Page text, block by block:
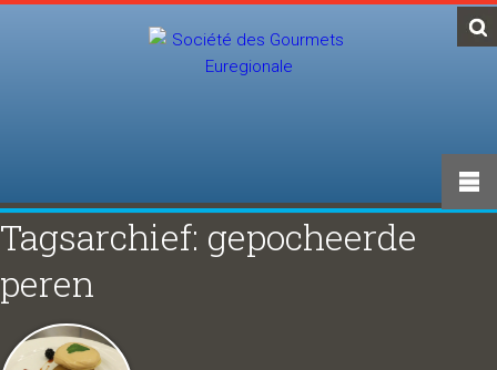
Tagsarchief: gepocheerde
peren